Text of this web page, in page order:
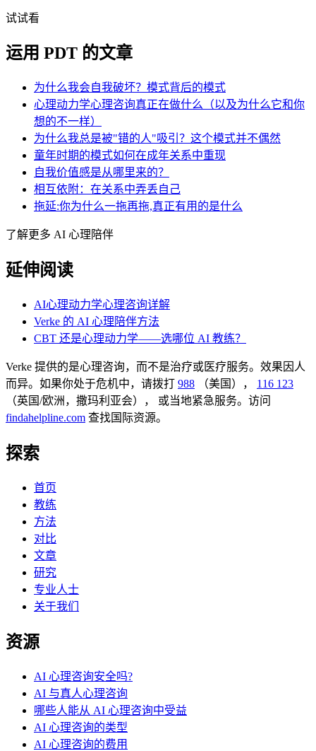
试试看
运用 PDT 的文章
为什么我会自我破坏？模式背后的模式
心理动力学心理咨询真正在做什么（以及为什么它和你
想的不一样）
为什么我总是被"错的人"吸引？这个模式并不偶然
童年时期的模式如何在成年关系中重现
自我价值感是从哪里来的？
相互依附：在关系中弄丢自己
拖延:你为什么一拖再拖,真正有用的是什么
了解更多 AI 心理陪伴
延伸阅读
AI心理动力学心理咨询详解
Verke 的 AI 心理陪伴方法
CBT 还是心理动力学——选哪位 AI 教练？
Verke 提供的是心理咨询，而不是治疗或医疗服务。效果因人
而异。如果你处于危机中，请拨打 988 （美国），
116 123
（英国/欧洲，撒玛利亚会），
或当地紧急服务。访问
findahelpline.com 查找国际资源。
探索
首页
教练
方法
对比
文章
研究
专业人士
关于我们
资源
AI 心理咨询安全吗?
AI 与真人心理咨询
哪些人能从 AI 心理咨询中受益
AI 心理咨询的类型
AI 心理咨询的费用